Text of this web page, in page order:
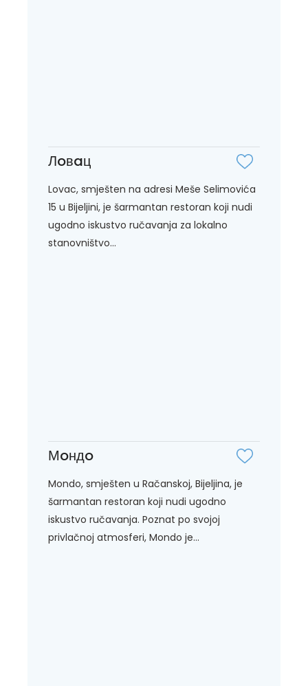
Лoвaц
Lovac, smješten na adresi Meše Selimovića
15 u Bijeljini, je šarmantan restoran koji nudi
ugodno iskustvo ručavanja za lokalno
stanovništvo...
Мoндo
Mondo, smješten u Račanskoj, Bijeljina, je
šarmantan restoran koji nudi ugodno
iskustvo ručavanja. Poznat po svojoj
privlačnoj atmosferi, Mondo je...